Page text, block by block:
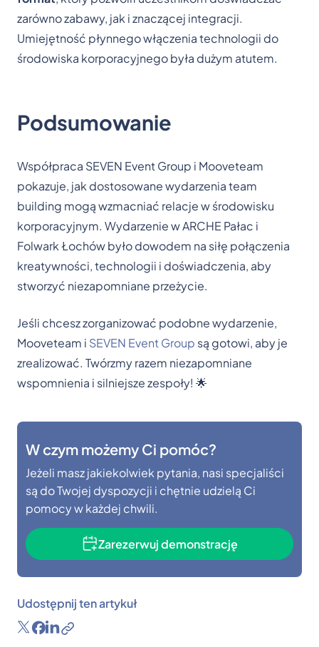
zarówno zabawy, jak i znaczącej integracji.
Umiejętność płynnego włączenia technologii do
środowiska korporacyjnego była dużym atutem.
Podsumowanie
Współpraca SEVEN Event Group i Mooveteam
pokazuje, jak dostosowane wydarzenia team
building mogą wzmacniać relacje w środowisku
korporacyjnym. Wydarzenie w ARCHE Pałac i
Folwark Łochów było dowodem na siłę połączenia
kreatywności, technologii i doświadczenia, aby
stworzyć niezapomniane przeżycie.
Jeśli chcesz zorganizować podobne wydarzenie,
Mooveteam i SEVEN Event Group są gotowi, aby je
zrealizować. Twórzmy razem niezapomniane
wspomnienia i silniejsze zespoły! 🌟
W czym możemy Ci pomóc?
Jeżeli masz jakiekolwiek pytania, nasi specjaliści
są do Twojej dyspozycji i chętnie udzielą Ci
pomocy w każdej chwili.
Zarezerwuj demonstrację
Udostępnij ten artykuł